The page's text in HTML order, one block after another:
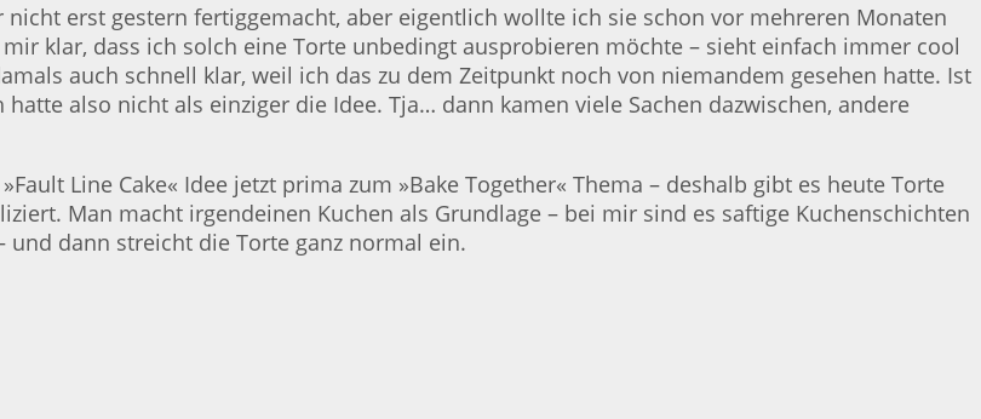
nicht erst gestern fertiggemacht, aber eigentlich wollte ich sie schon vor mehreren Monaten
klar, dass ich solch eine Torte unbedingt ausprobieren möchte – sieht einfach immer cool
auch schnell klar, weil ich das zu dem Zeitpunkt noch von niemandem gesehen hatte. Ist
also nicht als einziger die Idee. Tja… dann kamen viele Sachen dazwischen, andere
Line Cake« Idee jetzt prima zum »Bake Together« Thema – deshalb gibt es heute Torte
Man macht irgendeinen Kuchen als Grundlage – bei mir sind es saftige Kuchenschichten
dann streicht die Torte ganz normal ein.